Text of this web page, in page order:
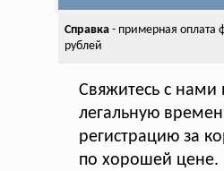
Справка- примерная оплата
рублей
Свяжитесь с
легальную
регистрацию за
по хорошей цене.